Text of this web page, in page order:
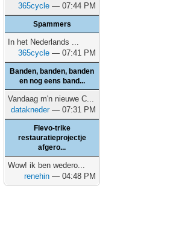
365cycle — 07:44 PM
Spammers
In het Nederlands ...
365cycle — 07:41 PM
Banden, banden, banden
en nog eens band...
Vandaag m'n nieuwe C...
datakneder— 07:31 PM
Flevo-trike
restauratieprojectje
afgero...
Wow! ik ben wedero...
renehin — 04:48 PM